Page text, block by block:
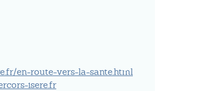
en-route-vers-la-sante.html
isere.fr